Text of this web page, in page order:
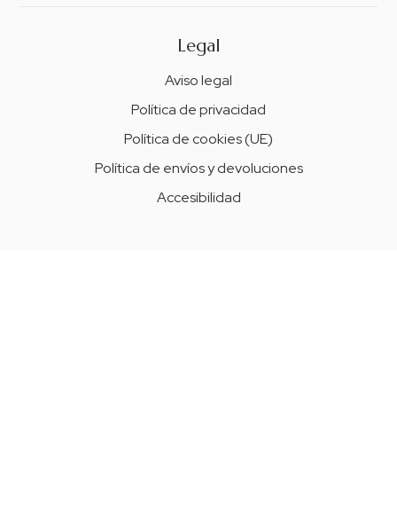
Legal
Aviso legal
Política de privacidad
Política de cookies (UE)
Política de envíos y devoluciones
Accesibilidad